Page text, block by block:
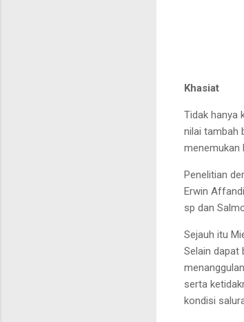
Khasiat
Tidak hanya
nilai tambah
menemukan
Penelitian
Erwin
sp dan
Sejauh itu
Selain dapat
serta
kondisi